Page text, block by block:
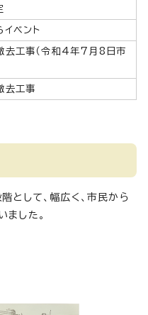
イベント
撤去工事（令和4年7月8日市
去工事
して、幅広く、市民から
ました。